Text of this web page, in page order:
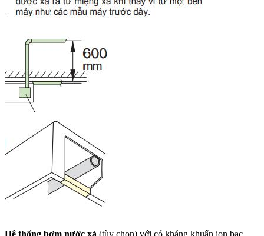
Hệ thống bơm nước xả (tùy chọn) với có kháng khuẩn ion bạc